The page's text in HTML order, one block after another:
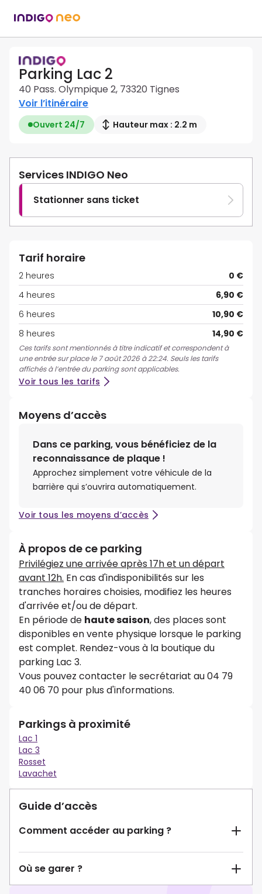
Parking Lac 2
40 Pass. Olympique 2, 73320 Tignes
Voir l’itinéraire
Ouvert 24/7 Hauteur max : 2.2 m
Services INDIGO Neo
Stationner sans ticket
Tarif horaire
2 heures
0 €
4 heures
6,90 €
6 heures
10,90 €
8 heures
14,90 €
Ces tarifs sont mentionnés à titre indicatif et correspondent à
une entrée sur place le 7 août 2026 à 22:24. Seuls les tarifs
affichés à l’entrée du parking sont applicables.
Voir tous les tarifs
Moyens d’accès
Dans ce parking, vous bénéficiez de la
reconnaissance de plaque !
Approchez simplement votre véhicule de la
barrière qui s’ouvrira automatiquement.
Voir tous les moyens d’accès
À propos de ce parking
Privilégiez une arrivée après 17h et un départ
avant 12h. En cas d'indisponibilités sur les
tranches horaires choisies, modifiez les heures
d'arrivée et/ou de départ.
En période de haute saison, des places sont
disponibles en vente physique lorsque le parking
est complet. Rendez-vous à la boutique du
parking Lac 3.
Vous pouvez contacter le secrétariat au 04 79
40 06 70 pour plus d'informations.
Parkings à proximité
Lac 1
Lac 3
Rosset
Lavachet
Guide d’accès
Comment accéder au parking ?
Où se garer ?